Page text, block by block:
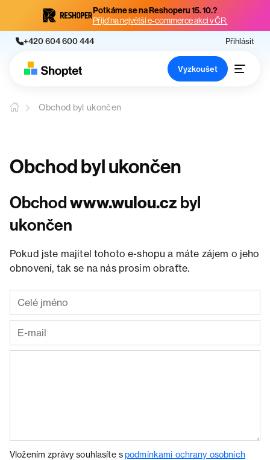
Potkáme se na Reshoperu 15. 10.?
Přijď na největší e-commerce akci v ČR.
+420 604 600 444 Přihlásit
Vyzkoušet
Obchod byl ukončen
Obchod byl ukončen
Obchodwww.wulou.cz byl
ukončen
Pokud jste majitel tohoto e-shopu a máte zájem o jeho
obnovení, tak se na nás prosím obraťte.
Vložením zprávy souhlasíte spodmínkami ochrany osobních